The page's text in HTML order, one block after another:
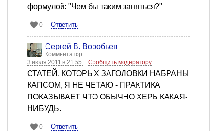
формулой: "Чем бы таким заняться?"
0 Ответить
Сергей В. Воробьев
Комментатор
3 июля 2011 в 21:55
Сообщить модератору
СТАТЕЙ, КОТОРЫХ ЗАГОЛОВКИ НАБРАНЫ
КАПСОМ, Я НЕ ЧЕТАЮ - ПРАКТИКА
ПОКАЗЫВАЕТ ЧТО ОБЫЧНО ХЕРЬ КАКАЯ-
НИБУДЬ.
0 Ответить